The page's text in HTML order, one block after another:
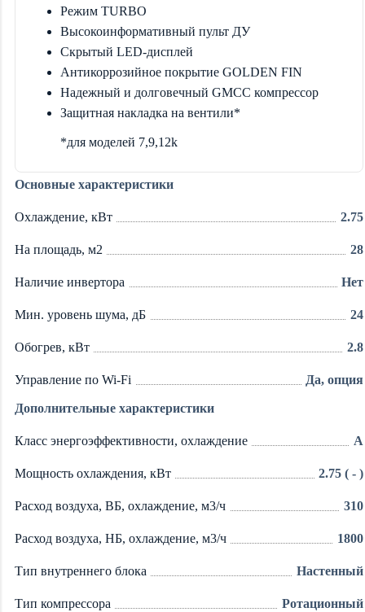
Режим TURBO
Высокоинформативный пульт ДУ
Скрытый LED-дисплей
Антикоррозийное покрытие GOLDEN FIN
Надежный и долговечный GMCC компрессор
Защитная накладка на вентили*
*для моделей 7,9,12k
Основные характеристики
Охлаждение, кВт 2.75
На площадь, м2 28
Наличие инвертора Нет
Мин. уровень шума, дБ 24
Обогрев, кВт 2.8
Управление по Wi-Fi Да, опция
Дополнительные характеристики
Класс энергоэффективности, охлаждение A
Мощность охлаждения, кВт 2.75 ( - )
Расход воздуха, ВБ, охлаждение, м3/ч 310
Расход воздуха, НБ, охлаждение, м3/ч 1800
Тип внутреннего блока Настенный
Тип компрессора Ротационный